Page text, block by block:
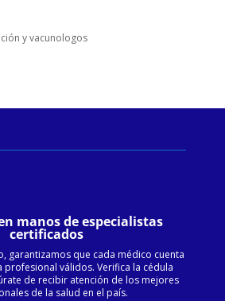
y vacunologos
manos de especialistas
certificados
garantizamos que cada médico cuenta
profesional válidos. Verifica la cédula
de recibir atención de los mejores
de la salud en el país.